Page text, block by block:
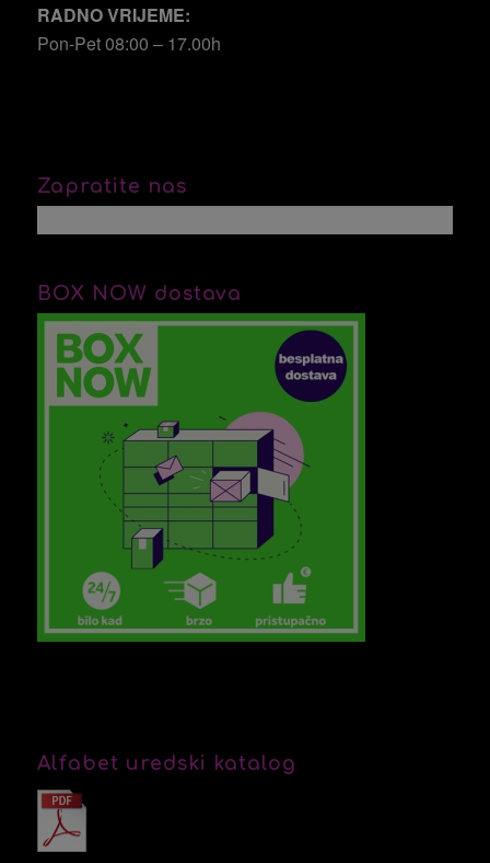
RADNO VRIJEME:
Pon-Pet 08:00 – 17.00h
Zapratite nas
BOX NOW dostava
Alfabet uredski katalog